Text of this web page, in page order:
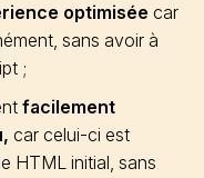
optimisée car
sans avoir à
;
facilement
car celui-ci est
HTML initial, sans